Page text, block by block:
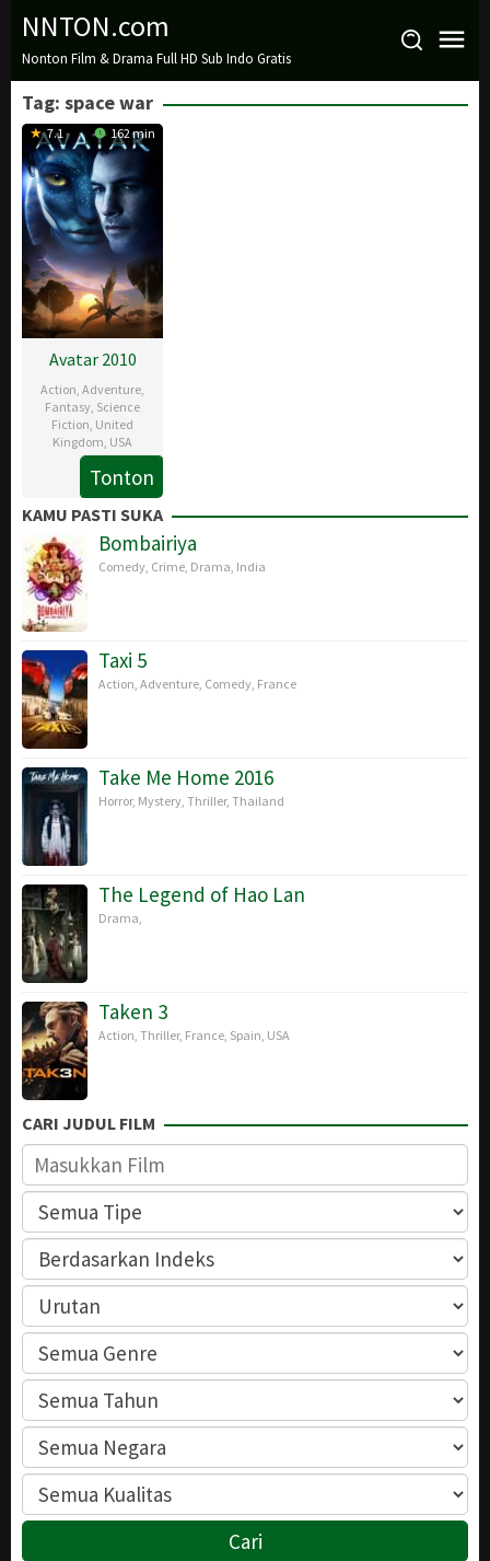
Loncat
konten
NNTON.com
Nonton Film & Drama Full HD Sub Indo Gratis
Tag: space war
7.1 162 min
Avatar 2010
Action ,Adventure
Fantasy Science
Fiction United
Kingdom USA
10
Dec
2009
James
Cameron
Tonton
KAMU PASTI SUKA
Bombairiya
Comedy Crime Drama India
Taxi 5
Action Adventure Comedy France
Take Me Home 2016
Horror, Mystery Thriller, Thailand
The Legend of Hao Lan
Drama
Taken 3
Action Thriller, France Spain USA
CARI JUDUL FILM